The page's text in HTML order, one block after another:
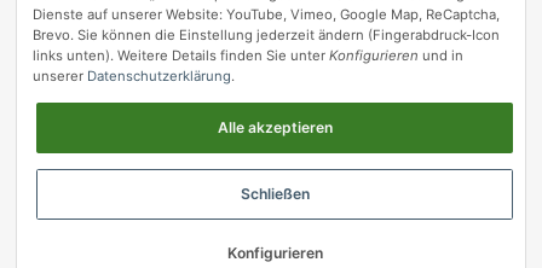
Vertrag widerrufen
Dienste auf unserer Website: YouTube, Vimeo, Google Map, ReCaptcha,
Brevo. Sie können die Einstellung jederzeit ändern (Fingerabdruck-Icon
links unten). Weitere Details finden Sie unter Konfigurieren und in
unserer Datenschutzerklärung.
Alle akzeptieren
Schließen
Konfigurieren